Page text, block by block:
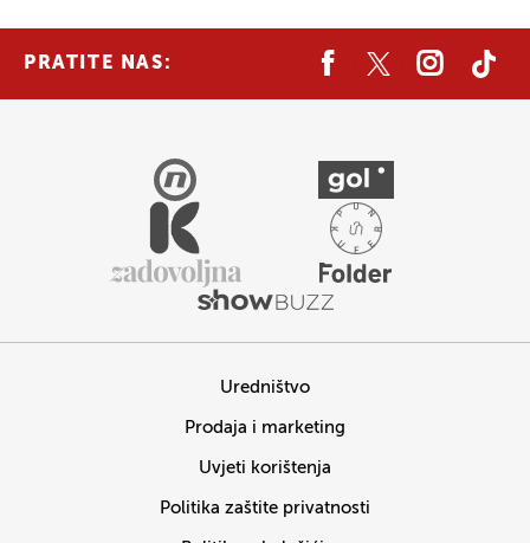
PRATITE NAS:
Uredništvo
Prodaja i marketing
Uvjeti korištenja
Politika zaštite privatnosti